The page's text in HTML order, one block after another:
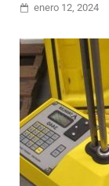
enero 12, 2024